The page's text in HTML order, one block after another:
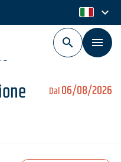
it
keyboard_arrow_down
Dal06/08/2026